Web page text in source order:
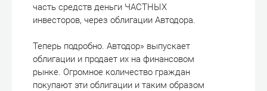
часть средств деньги ЧАСТНЫХ
инвесторов, через облигации Автодора.
Теперь подробно. Автодор» выпускает
облигации и продает их на финансовом
рынке. Огромное количество граждан
покупают эти облигации и таким образом